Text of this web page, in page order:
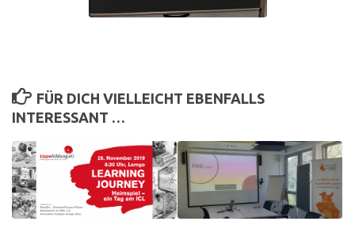
FÜR DICH VIELLEICHT EBENFALLS
INTERESSANT …